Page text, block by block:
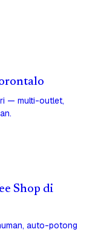
— multi-outlet,
Shop di
auto-potong